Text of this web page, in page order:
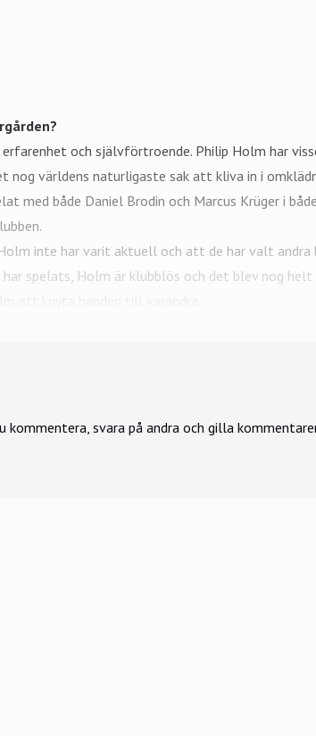
erfarenhet och självförtroende. Philip Holm har
nog världens naturligaste sak att kliva in i
med både Daniel Brodin och Marcus Krüger i
inte har varit aktuell och att de har valt andra
spelats, Holm är klubblös och det blev nog
kommentera, svara på andra och gilla